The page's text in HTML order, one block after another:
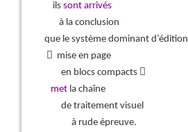
ils sont arrivés
à la conclusion
que le système dominant d’édition
 mise en page
en blocs compacts 
met la chaîne
de traitement visuel
à rude épreuve.